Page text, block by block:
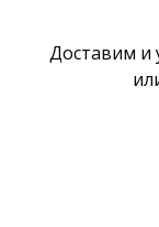
Доставим и